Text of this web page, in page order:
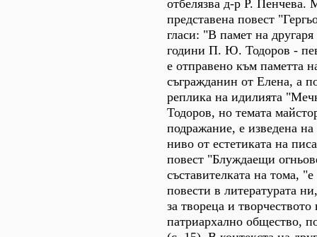
отбелязва д-р Р. Пенчева.
представена повест
гласи: "В памет на
години П. Ю. Тодоров -
е отправено към паметта
съгражданин от Елена, а
реплика на идилията
Тодоров, но темата
подражание, е изведена
ниво от естетиката на
повест "Блуждаещи
съставителката на тома,
повести в литературата
за твореца и
патриархално общество,